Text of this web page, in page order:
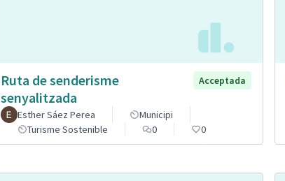
Ruta de senderisme
senyalitzada
Acceptada
Esther Sáez Perea
Municipi
Turisme Sostenible
0 0